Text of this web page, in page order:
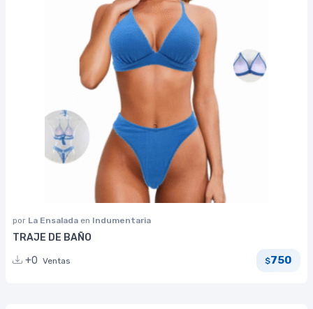
por La Ensalada en Indumentaria
TRAJE DE BAÑO
+0 Ventas $750